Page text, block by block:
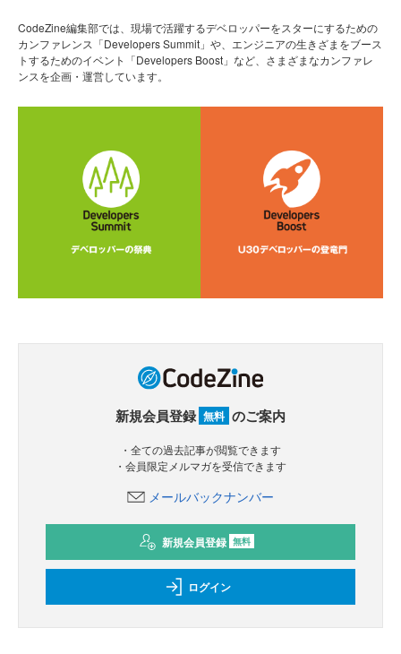
CodeZine編集部では、現場で活躍するデベロッパーをスターにするための
カンファレンス「Developers Summit」や、エンジニアの生きざまをブース
トするためのイベント「Developers Boost」など、さまざまなカンファレ
ンスを企画・運営しています。
新規会員登録 無料 のご案内
・全ての過去記事が閲覧できます
・会員限定メルマガを受信できます
メールバックナンバー
新規会員登録 無料
ログイン